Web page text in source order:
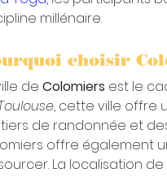
millénaire.
choisir
de Colomiers est le
, cette ville offre
de randonnée et
offre également
La localisation